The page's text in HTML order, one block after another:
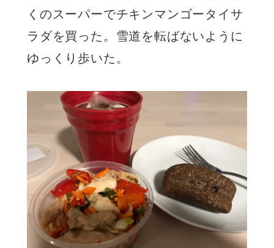
くのスーパーでチキンマンゴータイサ
ラダを買った。雪道を転ばないように
ゆっくり歩いた。